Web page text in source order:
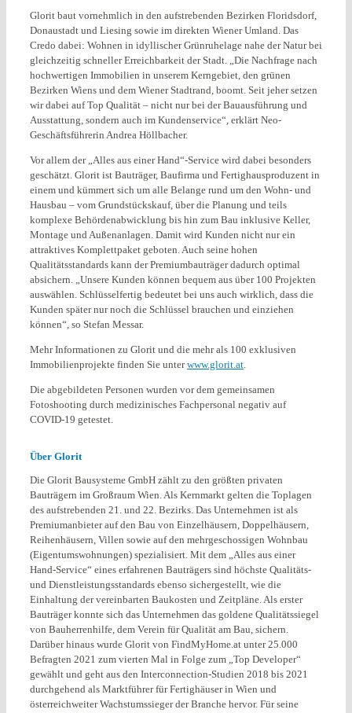
Glorit baut vornehmlich in den aufstrebenden Bezirken Floridsdorf,
Donaustadt und Liesing sowie im direkten Wiener Umland. Das
Credo dabei: Wohnen in idyllischer Grünruhelage nahe der Natur bei
gleichzeitig schneller Erreichbarkeit der Stadt. „Die Nachfrage nach
hochwertigen Immobilien in unserem Kerngebiet, den grünen
Bezirken Wiens und dem Wiener Stadtrand, boomt. Seit jeher setzen
wir dabei auf Top Qualität – nicht nur bei der Bauausführung und
Ausstattung, sondern auch im Kundenservice“, erklärt Neo-
Geschäftsführerin Andrea Höllbacher.
Vor allem der „Alles aus einer Hand“-Service wird dabei besonders
geschätzt. Glorit ist Bauträger, Baufirma und Fertighausproduzent in
einem und kümmert sich um alle Belange rund um den Wohn- und
Hausbau – vom Grundstückskauf, über die Planung und teils
komplexe Behördenabwicklung bis hin zum Bau inklusive Keller,
Montage und Außenanlagen. Damit wird Kunden nicht nur ein
attraktives Komplettpaket geboten. Auch seine hohen
Qualitätsstandards kann der Premiumbauträger dadurch optimal
absichern. „Unsere Kunden können bequem aus über 100 Projekten
auswählen. Schlüsselfertig bedeutet bei uns auch wirklich, dass die
Kunden später nur noch die Schlüssel brauchen und einziehen
können“, so Stefan Messar.
Mehr Informationen zu Glorit und die mehr als 100 exklusiven
Immobilienprojekte finden Sie unterwww.glorit.at.
Die abgebildeten Personen wurden vor dem gemeinsamen
Fotoshooting durch medizinisches Fachpersonal negativ auf
COVID-19 getestet.
Über Glorit
Die Glorit Bausysteme GmbH zählt zu den größten privaten
Bauträgern im Großraum Wien. Als Kernmarkt gelten die Toplagen
des aufstrebenden 21. und 22. Bezirks. Das Unternehmen ist als
Premiumanbieter auf den Bau von Einzelhäusern, Doppelhäusern,
Reihenhäusern, Villen sowie auf den mehrgeschossigen Wohnbau
(Eigentumswohnungen) spezialisiert. Mit dem „Alles aus einer
Hand-Service“ eines erfahrenen Bauträgers sind höchste Qualitäts-
und Dienstleistungsstandards ebenso sichergestellt, wie die
Einhaltung der vereinbarten Baukosten und Zeitpläne. Als erster
Bauträger konnte sich das Unternehmen das goldene Qualitätssiegel
von Bauherrenhilfe, dem Verein für Qualität am Bau, sichern.
Darüber hinaus wurde Glorit von FindMyHome.at unter 25.000
Befragten 2021 zum vierten Mal in Folge zum „Top Developer“
gewählt und geht aus den Interconnection-Studien 2018 bis 2021
durchgehend als Marktführer für Fertighäuser in Wien und
österreichweiter Wachstumssieger der Branche hervor. Für seine